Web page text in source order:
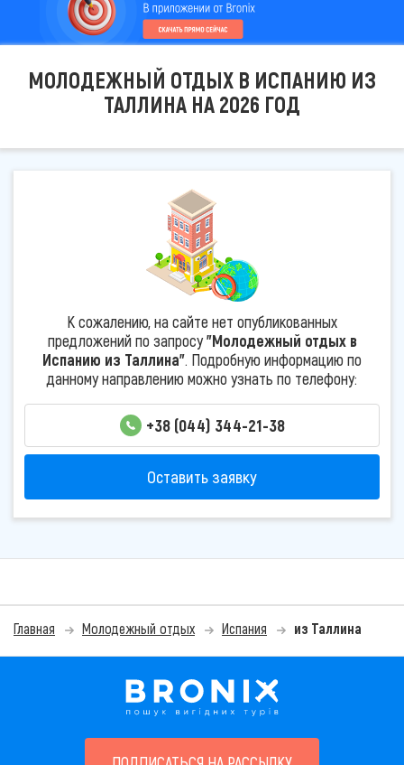
МОЛОДЕЖНЫЙ ОТДЫХ В ИСПАНИЮ ИЗ
ТАЛЛИНА НА 2026 ГОД
К сожалению, на сайте нет опубликованных
предложений по запросу"Молодежный отдых в
Испанию из Таллина". Подробную информацию по
данному направлению можно узнать по телефону:
+38 (044) 344-21-38
Оставить заявку
Главная Молодежный отдых Испания из Таллина